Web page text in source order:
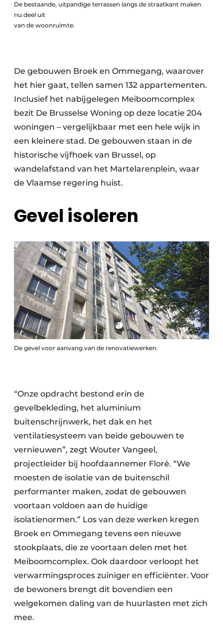
Veiligheid & Opleiding
De bestaande, uitpandige terrassen langs de straatkant maken
nu deel uit
van de woonruimte.
De gebouwen Broek en Ommegang, waarover
het hier gaat, tellen samen 132 appartementen.
Inclusief het nabijgelegen Meiboomcomplex
bezit De Brusselse Woning op deze locatie 204
woningen – vergelijkbaar met een hele wijk in
een kleinere stad. De gebouwen staan in de
historische vijfhoek van Brussel, op
wandelafstand van het Martelarenplein, waar
de Vlaamse regering huist.
Gevel isoleren
De gevel voor aanvang van de renovatiewerken.
“Onze opdracht bestond erin de
gevelbekleding, het aluminium
buitenschrijnwerk, het dak en het
ventilatiesysteem van beide gebouwen te
vernieuwen”, zegt Wouter Vangeel,
projectleider bij hoofdaannemer Floré. “We
moesten de isolatie van de buitenschil
performanter maken, zodat de gebouwen
voortaan voldoen aan de huidige
isolatienormen.” Los van deze werken kregen
Broek en Ommegang tevens een nieuwe
stookplaats, die ze voortaan delen met het
Meiboomcomplex. Ook daardoor verloopt het
verwarmingsproces zuiniger en efficiënter. Voor
de bewoners brengt dit bovendien een
welgekomen daling van de huurlasten met zich
mee.